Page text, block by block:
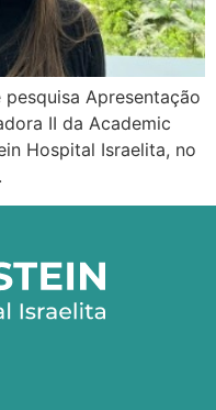
Apresentação
II da Academic
Hospital Israelita, no